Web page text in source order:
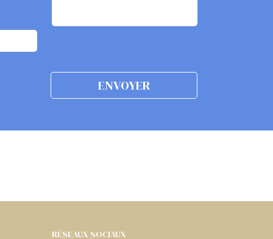
RÉSEAUX SOCIAUX